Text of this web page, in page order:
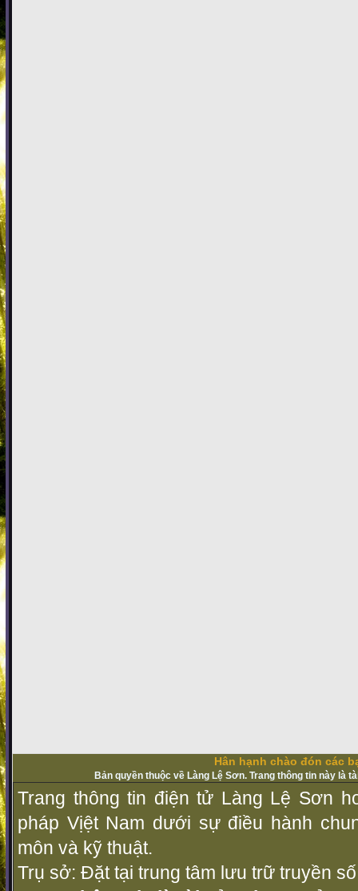
Hân hạnh chào đón các
Bản quyền thuộc về Làng Lệ Sơn. Trang thông tin này là
Trang thông tin điện tử Làng Lệ Sơn
pháp Vịệt Nam dưới sự điều hành
môn và kỹ thuật.
Trụ sở: Đặt tại trung tâm lưu trữ truyền